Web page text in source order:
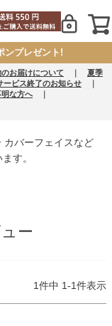
ンプレゼント!
お届けについて ｜ 夏季
ービス終了のお知らせ ｜
な方へ｜
カバーフェイスなど
す。
ー
1件中 1-1件表示